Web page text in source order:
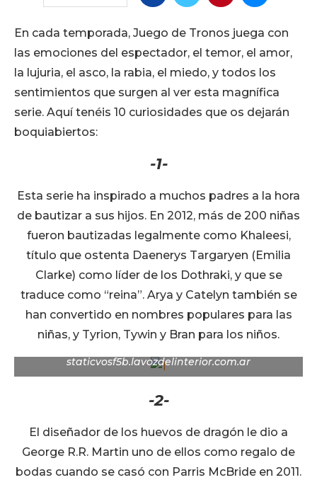
En cada temporada, Juego de Tronos juega con
las emociones del espectador, el temor, el amor,
la lujuria, el asco, la rabia, el miedo, y todos los
sentimientos que surgen al ver esta magnífica
serie. Aquí tenéis 10 curiosidades que os dejarán
boquiabiertos:
-1-
Esta serie ha inspirado a muchos padres a la hora
de bautizar a sus hijos. En 2012, más de 200 niñas
fueron bautizadas legalmente como Khaleesi,
título que ostenta Daenerys Targaryen (Emilia
Clarke) como líder de los Dothraki, y que se
traduce como “reina”. Arya y Catelyn también se
han convertido en nombres populares para las
niñas, y Tyrion, Tywin y Bran para los niños.
staticvosf5b.lavozdelinterior.com.ar
-2-
El diseñador de los huevos de dragón le dio a
George R.R. Martin uno de ellos como regalo de
bodas cuando se casó con Parris McBride en 2011.